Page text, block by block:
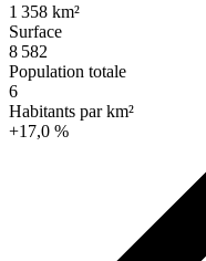
1 358 km²
Surface
8 582
Population totale
6
Habitants par km²
+17,0 %